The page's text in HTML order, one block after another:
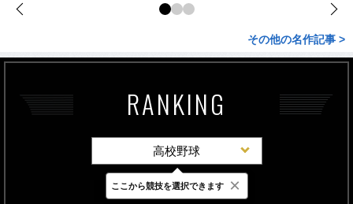
その他の名作記事 >
RANKING
高校野球
最新 24時間 週間
ここから競技を選択できます ×